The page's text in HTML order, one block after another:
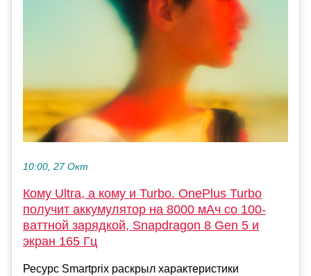
10:00, 27 Окт
Кому Ultra, а кому и Turbo. OnePlus Turbo
получит аккумулятор на 8000 мАч cо 100-
ваттной зарядкой, Snapdragon 8 Gen 5 и
экран 165 Гц
Ресурс Smartprix раскрыл характеристики